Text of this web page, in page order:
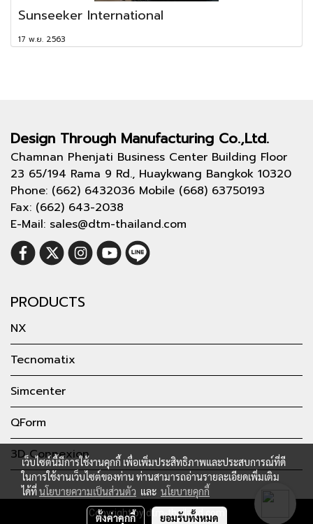
Sunseeker International
17 พ.ย. 2563
Design Through Manufacturing Co.,Ltd.
Chamnan Phenjati Business Center Building Floor
23 65/194 Rama 9 Rd., Huaykwang Bangkok 10320
Phone: (662) 6432036 Mobile (668) 63750193
Fax: (662) 643-2038
E-Mail: sales@dtm-thailand.com
PRODUCTS
NX
Tecnomatix
Simcenter
QForm
3D Connexion
Copyright by dtm-thailand.com
เว็บไซต์นี้มีการใช้งานคุกกี้ เพื่อเพิ่มประสิทธิภาพและประสบการณ์ที่ดี
ในการใช้งานเว็บไซต์ของท่าน ท่านสามารถอ่านรายละเอียดเพิ่มเติม
ได้ที่นโยบายความเป็นส่วนตัว และ นโยบายคุกกี้
ตั้งค่าคุกกี้ ยอมรับทั้งหมด